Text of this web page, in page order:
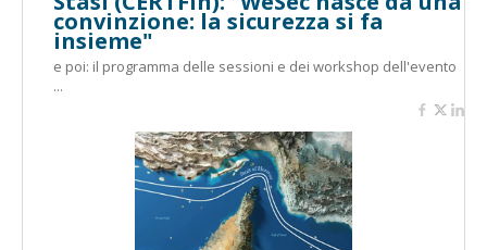
convinzione: la sicurezza si fa
insieme"
e poi: il programma delle sessioni e dei workshop dell'evento
...